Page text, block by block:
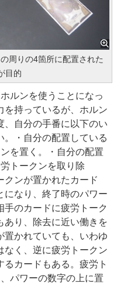
周りの4箇所に配置された
目的
ルンを使うことになっ
を持っているが、ホルン
、自分の手番に以下のい
。・自分の配置している
を置く。・自分の配置
トークンを取り除
クンが置かれたカード
になり、終了時のパワー
のカードに疲労トーク
あり、除去に近い働きを
置かれていても、いわゆ
なく、逆に疲労トークン
カードもある。疲労ト
パワーの数字の上に置